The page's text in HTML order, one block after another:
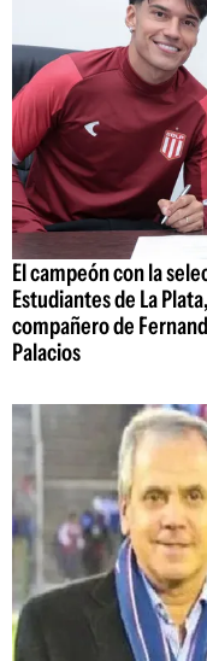
El campeón con la
Estudiantes de La
compañero de
Palacios